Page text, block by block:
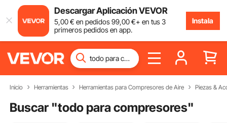
Descargar Aplicación VEVOR
5,00€ en pedidos99,00€+ en tus 3
primeros pedidos en app.
Instala
Inicio Herramientas Herramientas para Compresores de Aire Piezas &
Buscar "todo para compresores"